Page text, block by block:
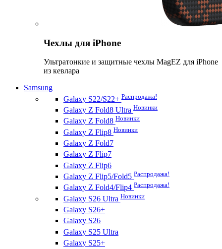
Чехлы для iPhone
Ультратонкие и защитные чехлы MagEZ для iPhone
из кевлара
Samsung
Galaxy S22/S22+ Распродажа!
Galaxy Z Fold8 Ultra Новинки
Galaxy Z Fold8 Новинки
Galaxy Z Flip8 Новинки
Galaxy Z Fold7
Galaxy Z Flip7
Galaxy Z Flip6
Galaxy Z Flip5/Fold5 Распродажа!
Galaxy Z Fold4/Flip4 Распродажа!
Galaxy S26 Ultra Новинки
Galaxy S26+
Galaxy S26
Galaxy S25 Ultra
Galaxy S25+